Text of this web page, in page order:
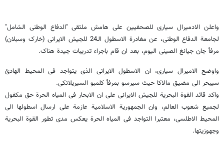
واعلن الادمیرال سیاری للصحفیین على هامش ملتقى "الدفاع الوطنی الشامل"
لجامعة الدفاع الوطنی، عن مغادرة الاسطول الـ24 للجیش الایرانی (خارک وسبلان)
مرفأ جان جیانغ الصینی الیوم، بعد ان قام باجراء تدریبات جیدة هناک.
واوضح الامیرال سیاری، ان الاسطول الایرانی الذی یتواجد فی المحیط الهادئ
سیبحر الى مضیق مالاکا حیث سیرسو بمرفأ کلمبو السیریلانکی.
واکد قائد القوة البحریة للجیش الایرانی على ان الابحار فی المیاه الحرة حق مکفول
لجمیع شعوب العالم، وان الجمهوریة الاسلامیة عازمة على ارسال اسطولها الى
المحیط الاطلسی، معتبرا التواجد فی المیاه الحرة یعکس مدى تطور القوة البحریة
وجهوزیتها.